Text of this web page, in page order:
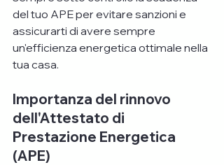
del tuo APE per evitare sanzioni e
assicurarti di avere sempre
un'efficienza energetica ottimale nella
tua casa.
Importanza del rinnovo
dell'Attestato di
Prestazione Energetica
(APE)